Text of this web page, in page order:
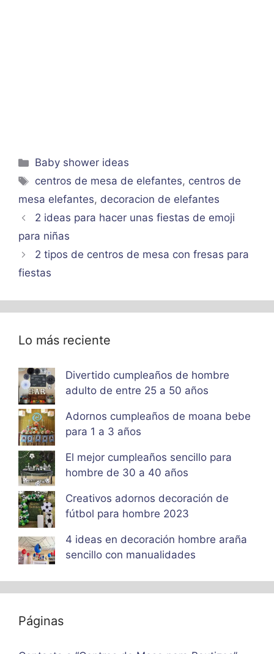
Categorías
Baby shower ideas
Etiquetas
centros de mesa de elefantes, centros de
mesa elefantes, decoracion de elefantes
2 ideas para hacer unas fiestas de emoji
para niñas
2 tipos de centros de mesa con fresas para
fiestas
Lo más reciente
Divertido cumpleaños de hombre
adulto de entre 25 a 50 años
Adornos cumpleaños de moana bebe
para 1 a 3 años
El mejor cumpleaños sencillo para
hombre de 30 a 40 años
Creativos adornos decoración de
fútbol para hombre 2023
4 ideas en decoración hombre araña
sencillo con manualidades
Páginas